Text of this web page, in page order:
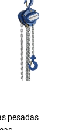
pesadas